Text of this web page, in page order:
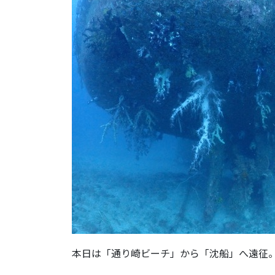
本日は「通り崎ビーチ」から「沈船」へ遠征